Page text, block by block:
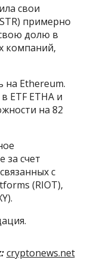
свои
примерно
долю в
компаний,
на Ethereum.
ETF ETHA и
на 82
за счет
с
(RIOT),
cryptonews.net